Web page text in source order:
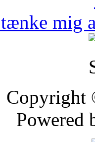
mig
Powered